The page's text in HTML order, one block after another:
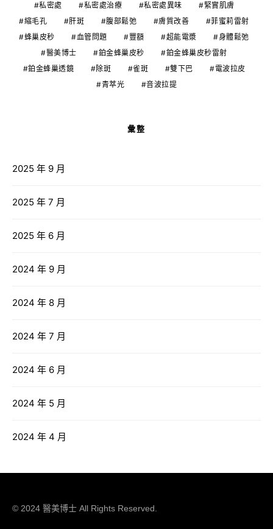
私密處
私密處治療 私密處異味
緊實肌膚
縮毛孔
肝斑 腹部鬆弛 膚質改善
菲蜜莉雷射
蜂巢皮秒
血管問題 豐額 超能電漿
身體鬆弛
醫美博士
鉑金蜂巢皮秒
鉑金蜂巢皮秒雷射
鉑金蜂巢透鏡
除斑 雀斑 雙下巴
電波拉皮
青萃光
音波拉提
彙整
2025 年 9 月
2025 年 7 月
2025 年 6 月
2024 年 9 月
2024 年 8 月
2024 年 7 月
2024 年 6 月
2024 年 5 月
2024 年 4 月
© 2024 醫美博士 All Rights Reserved.